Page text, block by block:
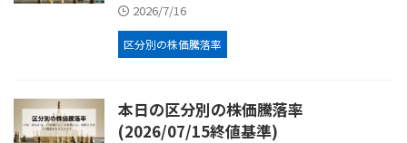
2026/7/16
区分別の株価騰落率
本日の区分別の株価騰落率
(2026/07/15終値基準)